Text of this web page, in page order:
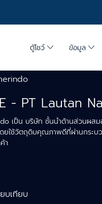
ตู้โชว์ ข้อมูล
- PT Lautan
เป็น บริษัท ชั้นนำด้านส่วนผสม
ยใช้วัตถุดิบคุณภาพดีที่ผ่านกระ
า
บเทียบ